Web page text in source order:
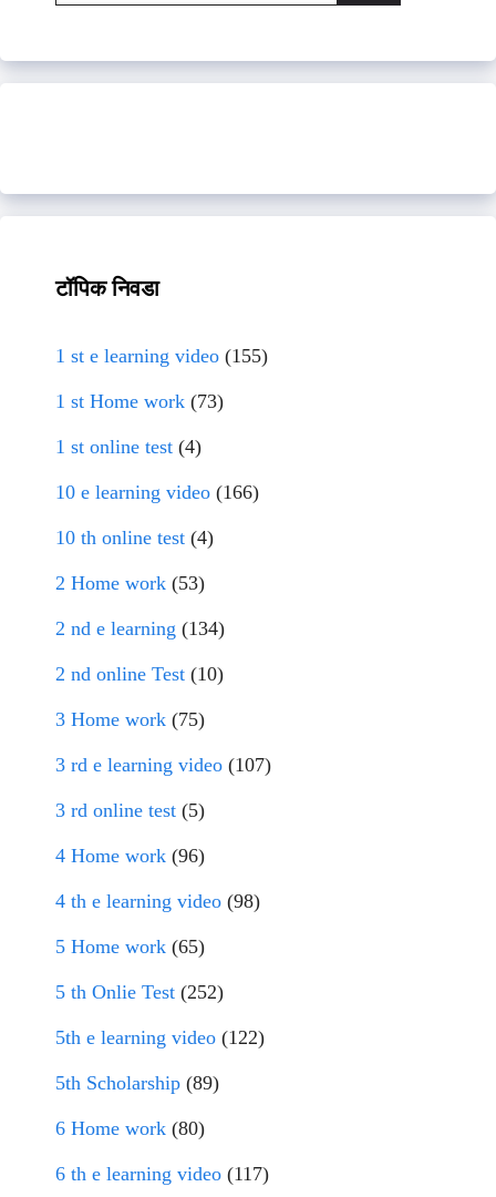
टॉपिक निवडा
1 st e learning video (155)
1 st Home work (73)
1 st online test (4)
10 e learning video (166)
10 th online test (4)
2 Home work (53)
2 nd e learning (134)
2 nd online Test (10)
3 Home work (75)
3 rd e learning video (107)
3 rd online test (5)
4 Home work (96)
4 th e learning video (98)
5 Home work (65)
5 th Onlie Test (252)
5th e learning video (122)
5th Scholarship (89)
6 Home work (80)
6 th e learning video (117)